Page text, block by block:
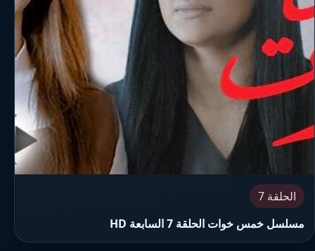
الحلقة 7
مسلسل خمس خوات الحلقة 7 السابعة HD